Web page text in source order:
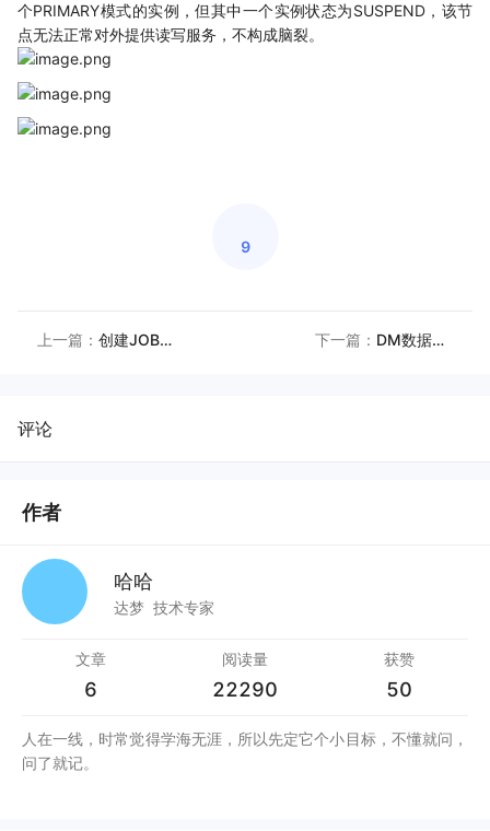
个PRIMARY模式的实例，但其中一个实例状态为SUSPEND，该节
点无法正常对外提供读写服务，不构成脑裂。
9
上一篇： 创建JOB星期参数计算 下一篇： DM数据库压缩备份等级比较
评论
作者
哈哈
达梦 技术专家
文章
6
阅读量
22290
获赞
50
人在一线，时常觉得学海无涯，所以先定它个小目标，不懂就问，